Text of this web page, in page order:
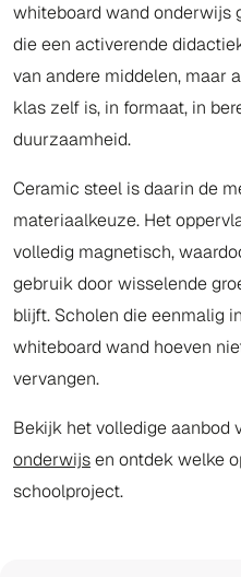
whiteboard wand onderwijs
die een activerende
van andere middelen, maar
klas zelf is, in formaat, in
duurzaamheid.
Ceramic steel is daarin de
materiaalkeuze. Het
volledig magnetisch,
gebruik door wisselende
blijft. Scholen die eenmalig
whiteboard wand hoeven
vervangen.
Bekijk het volledige aanbod
onderwijsen ontdek welke
schoolproject.